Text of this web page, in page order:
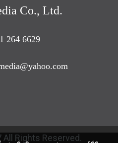
Co., Ltd.
264 6629
Rights Reserved.